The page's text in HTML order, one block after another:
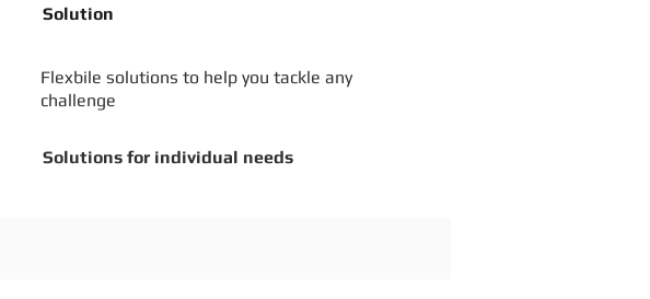
Solution
Flexbile solutions to help you tackle any
challenge
Solutions for individual needs